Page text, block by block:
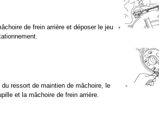
de frein arrière et déposer le jeu
ressort de maintien de mâchoire, le
et la mâchoire de frein arrière.